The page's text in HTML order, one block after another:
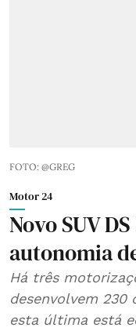
FOTO: @GREG
Motor 24
Novo SUV
autonomia
Há três
desenvolvem 230
esta última está